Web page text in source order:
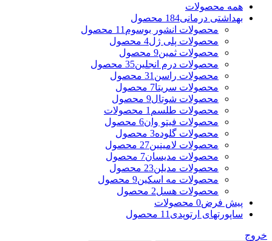
همه محصولات
بهداشتی درمانی184 محصول
محصولات انشور بوسوم 11 محصول
محصولات پلی ژل4 محصول
محصولات ثمین9 محصول
محصولات درم انجلین35 محصول
محصولات راسن 31 محصول
محصولات سریتا7 محصول
محصولات شوتال9 محصول
محصولات طلسم 1 محصولات
محصولات فیتو وان6 محصول
محصولات گلوده3 محصول
محصولات لامینین27 محصول
محصولات مدیسان7 محصول
محصولات مدیلن23 محصول
محصولات مه اسکین9 محصول
محصولات هسل2 محصول
پیش فرض0 محصولات
ساپورتهای ارتوپدی 11 محصول
خروج